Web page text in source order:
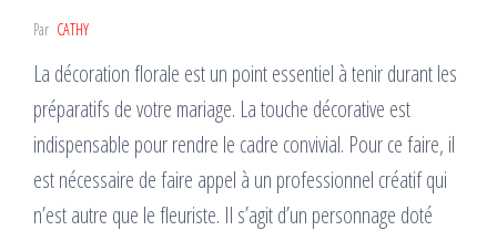
Par CATHY
La décoration florale est un point essentiel à tenir durant les
préparatifs de votre mariage. La touche décorative est
indispensable pour rendre le cadre convivial. Pour ce faire, il
est nécessaire de faire appel à un professionnel créatif qui
n’est autre que le fleuriste. Il s’agit d’un personnage doté